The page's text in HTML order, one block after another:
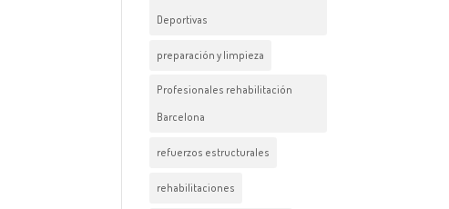
Deportivas
preparación y limpieza
Profesionales rehabilitación
Barcelona
refuerzos estructurales
rehabilitaciones